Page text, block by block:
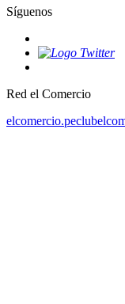
Síguenos
Red el Comercio
elcomercio.pe